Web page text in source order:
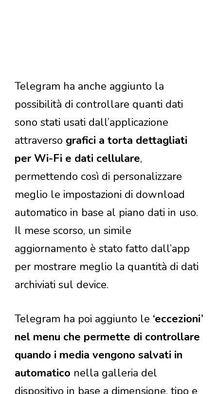
Telegram ha anche aggiunto la
possibilità di controllare quanti dati
sono stati usati dall’applicazione
attraverso grafici a torta dettagliati
per Wi-Fi e dati cellulare,
permettendo così di personalizzare
meglio le impostazioni di download
automatico in base al piano dati in uso.
Il mese scorso, un simile
aggiornamento è stato fatto dall’app
per mostrare meglio la quantità di dati
archiviati sul device.
Telegram ha poi aggiunto le ‘eccezioni’
nel menu che permette di controllare
quando i media vengono salvati in
automatico nella galleria del